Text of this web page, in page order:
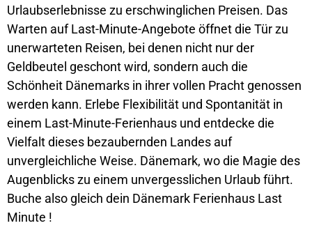
Urlaubserlebnisse zu erschwinglichen Preisen. Das
Warten auf Last-Minute-Angebote öffnet die Tür zu
unerwarteten Reisen, bei denen nicht nur der
Geldbeutel geschont wird, sondern auch die
Schönheit Dänemarks in ihrer vollen Pracht genossen
werden kann. Erlebe Flexibilität und Spontanität in
einem Last-Minute-Ferienhaus und entdecke die
Vielfalt dieses bezaubernden Landes auf
unvergleichliche Weise. Dänemark, wo die Magie des
Augenblicks zu einem unvergesslichen Urlaub führt.
Buche also gleich dein Dänemark Ferienhaus Last
Minute !